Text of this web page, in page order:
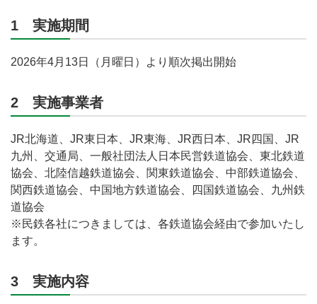
1 実施期間
2026年4月13日（月曜日）より順次掲出開始
2 実施事業者
JR北海道、JR東日本、JR東海、JR西日本、JR四国、JR
九州、交通局、一般社団法人日本民営鉄道協会、東北鉄道
協会、北陸信越鉄道協会、関東鉄道協会、中部鉄道協会、
関西鉄道協会、中国地方鉄道協会、四国鉄道協会、九州鉄
道協会
※民鉄各社につきましては、各鉄道協会経由で参加いたし
ます。
3 実施内容